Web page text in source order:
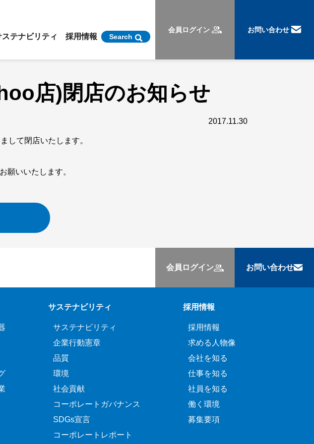
ステナビリティ 採用情報 Search
会員ログイン お問い合わせ
店)閉店のお知らせ
2017.11.30
して閉店いたします。
願いいたします。
会員ログイン お問い合わせ
サステナビリティ
サステナビリティ
企業行動憲章
品質
環境
社会貢献
コーポレートガバナンス
SDGs宣言
コーポレートレポート
採用情報
採用情報
求める人物像
会社を知る
仕事を知る
社員を知る
働く環境
募集要項